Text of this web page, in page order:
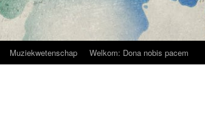
Muziekwetenschap Welkom: Dona nobis pacem